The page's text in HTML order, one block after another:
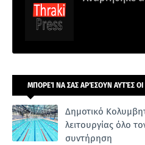
ΜΠΟΡΕΊ ΝΑ ΣΑΣ ΑΡΈΣΟΥΝ ΑΥΤΈΣ ΟΙ
Δημοτικό
λειτουργίας όλο
συντήρηση